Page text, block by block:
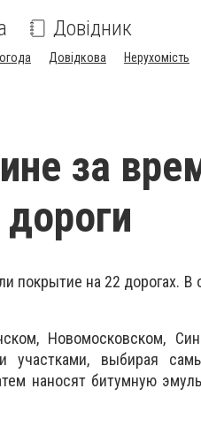
Довідник
Довідкова Нерухомість
за
покрытие на 22 дорогах.
Новомосковском,
участками, выбирая
наносят битумную